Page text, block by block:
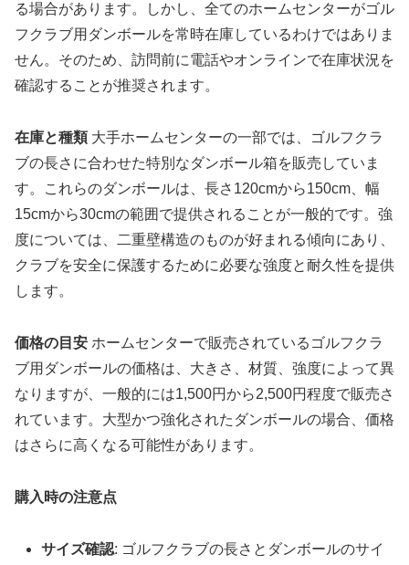
る場合があります。しかし、全てのホームセンターがゴル
フクラブ用ダンボールを常時在庫しているわけではありま
せん。そのため、訪問前に電話やオンラインで在庫状況を
確認することが推奨されます。
在庫と種類大手ホームセンターの一部では、ゴルフクラ
ブの長さに合わせた特別なダンボール箱を販売していま
す。これらのダンボールは、長さ120cmから150cm、幅
15cmから30cmの範囲で提供されることが一般的です。強
度については、二重壁構造のものが好まれる傾向にあり、
クラブを安全に保護するために必要な強度と耐久性を提供
します。
価格の目安 ホームセンターで販売されているゴルフクラ
ブ用ダンボールの価格は、大きさ、材質、強度によって異
なりますが、一般的には1,500円から2,500円程度で販売さ
れています。大型かつ強化されたダンボールの場合、価格
はさらに高くなる可能性があります。
購入時の注意点
サイズ確認: ゴルフクラブの長さとダンボールのサイ